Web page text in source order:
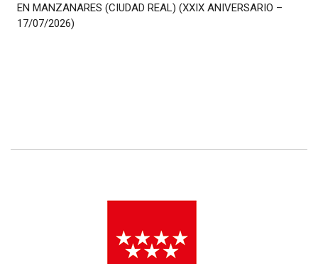
EN MANZANARES (CIUDAD REAL) (XXIX ANIVERSARIO –
17/07/2026)